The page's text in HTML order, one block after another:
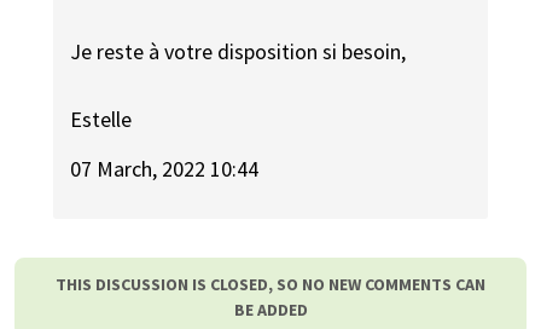
Je reste à votre disposition si besoin,
Estelle
07 March, 2022 10:44
THIS DISCUSSION IS CLOSED, SO NO NEW COMMENTS CAN
BE ADDED